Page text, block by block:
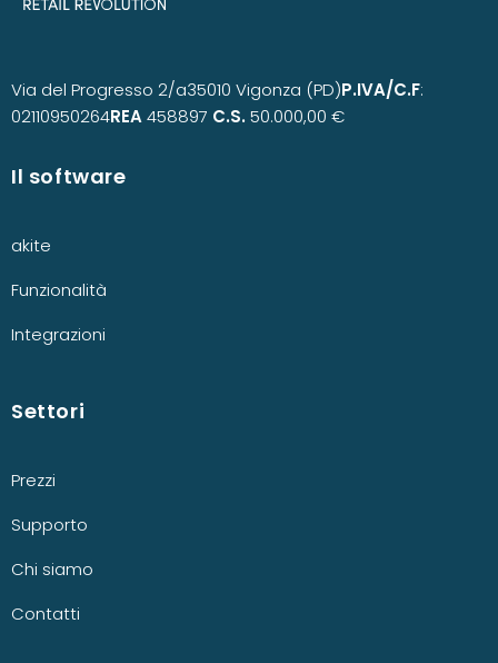
Via del Progresso 2/a35010 Vigonza (PD)P.IVA/C.F:
02110950264REA458897 C.S.50.000,00 €
Il software
akite
Funzionalità
Integrazioni
Settori
Prezzi
Supporto
Chi siamo
Contatti